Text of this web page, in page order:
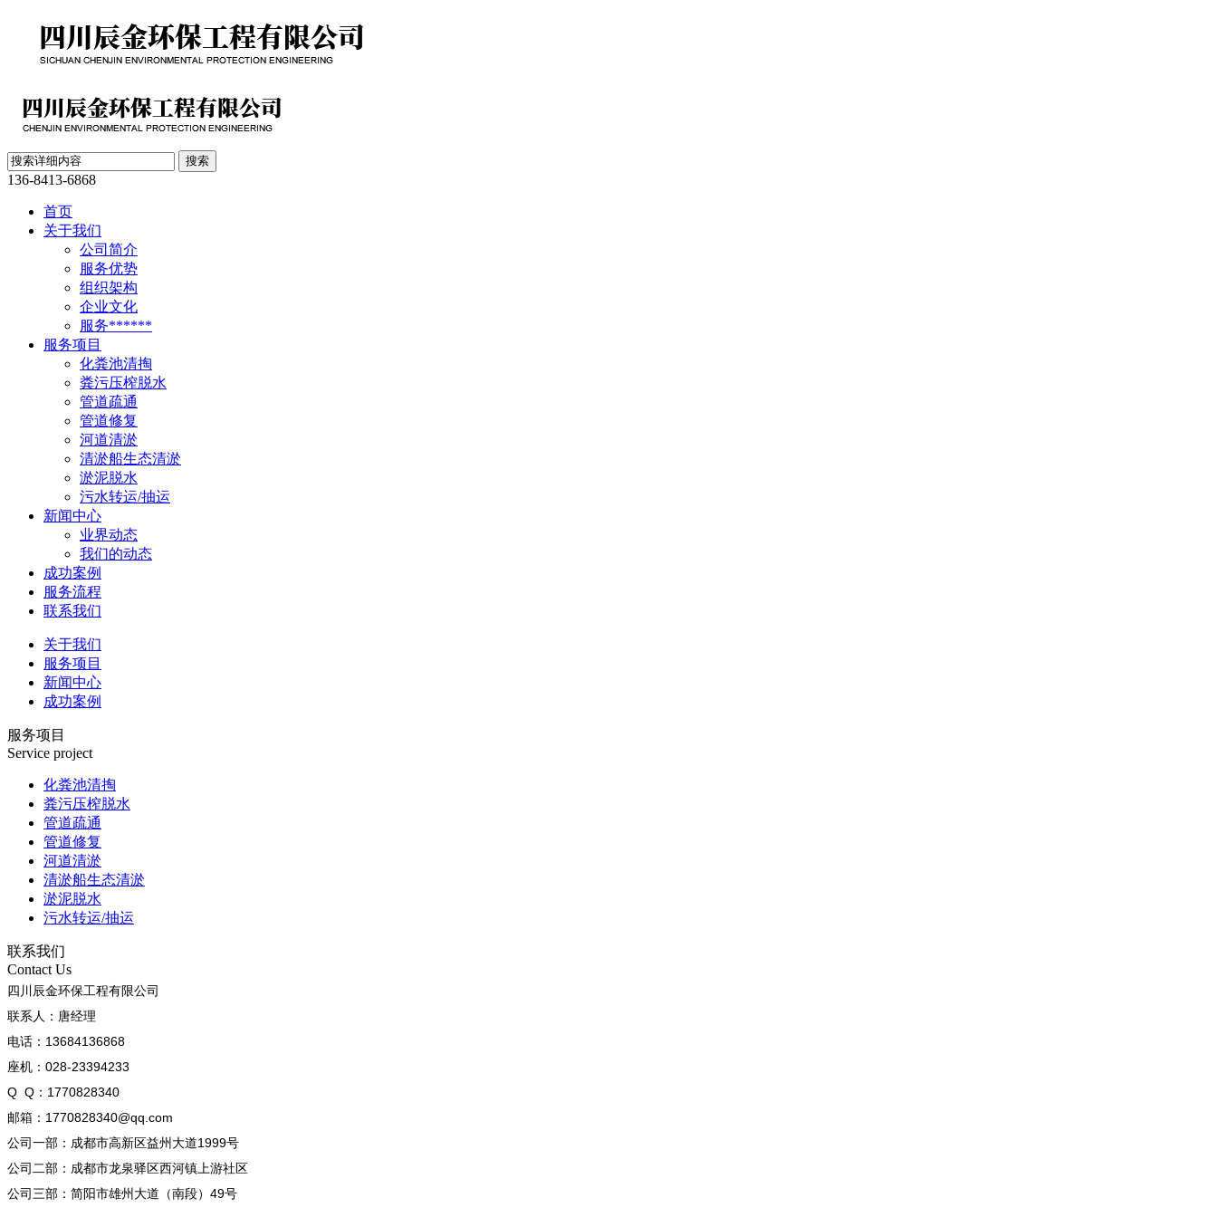
136-8413-6868
首页
关于我们
公司简介
服务优势
组织架构
企业文化
服务******
服务项目
化粪池清掏
粪污压榨脱水
管道疏通
管道修复
河道清淤
清淤船生态清淤
淤泥脱水
污水转运/抽运
新闻中心
业界动态
我们的动态
成功案例
服务流程
联系我们
关于我们
服务项目
新闻中心
成功案例
服务项目
Service project
化粪池清掏
粪污压榨脱水
管道疏通
管道修复
河道清淤
清淤船生态清淤
淤泥脱水
污水转运/抽运
联系我们
Contact Us
四川辰金环保工程有限公司
联系人：唐经理
电话：13684136868
座机：028-23394233
Q Q：1770828340
邮箱：1770828340@qq.com
公司一部：成都市高新区益州大道1999号
公司二部：成都市龙泉驿区西河镇上游社区
公司三部：简阳市雄州大道（南段）49号